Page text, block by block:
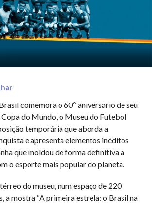
comemora o 60º aniversário de seu
do Mundo, o Museu do Futebol
temporária que aborda a
e apresenta elementos inéditos
que moldou de forma definitiva a
o esporte mais popular do planeta.
do museu, num espaço de 220
a mostra “A primeira estrela: o Brasil na